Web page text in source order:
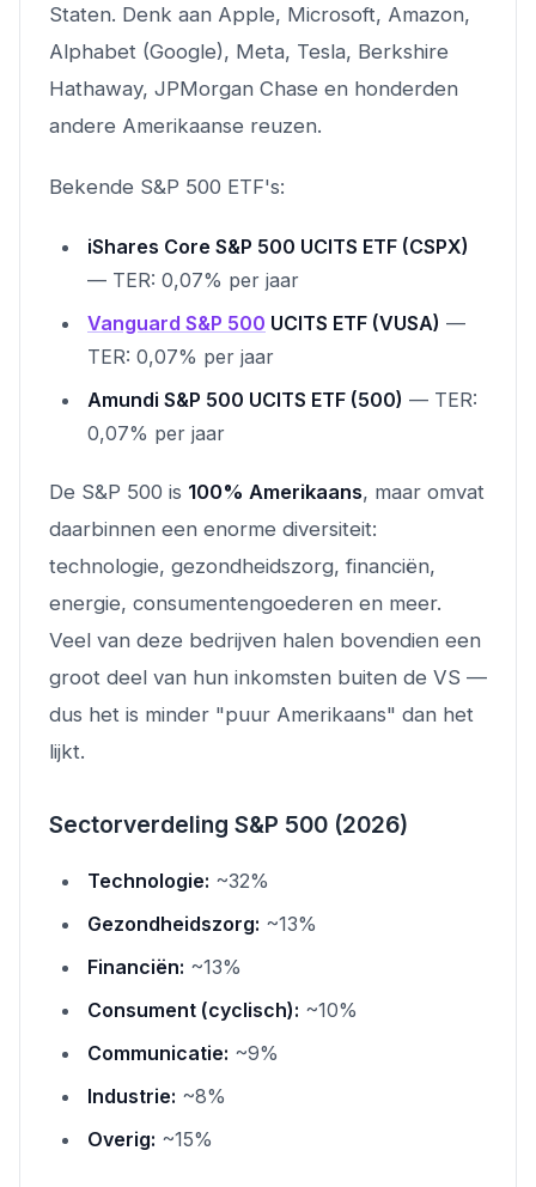
Staten. Denk aan Apple, Microsoft, Amazon,
Alphabet (Google), Meta, Tesla, Berkshire
Hathaway, JPMorgan Chase en honderden
andere Amerikaanse reuzen.
Bekende S&P 500 ETF's:
iShares Core S&P 500 UCITS ETF (CSPX)
— TER: 0,07% per jaar
Vanguard S&P 500 UCITS ETF (VUSA) —
TER: 0,07% per jaar
Amundi S&P 500 UCITS ETF (500) — TER:
0,07% per jaar
De S&P 500 is 100% Amerikaans, maar omvat
daarbinnen een enorme diversiteit:
technologie, gezondheidszorg, financiën,
energie, consumentengoederen en meer.
Veel van deze bedrijven halen bovendien een
groot deel van hun inkomsten buiten de VS —
dus het is minder "puur Amerikaans" dan het
lijkt.
Sectorverdeling S&P 500 (2026)
Technologie: ~32%
Gezondheidszorg: ~13%
Financiën: ~13%
Consument (cyclisch): ~10%
Communicatie: ~9%
Industrie: ~8%
Overig: ~15%